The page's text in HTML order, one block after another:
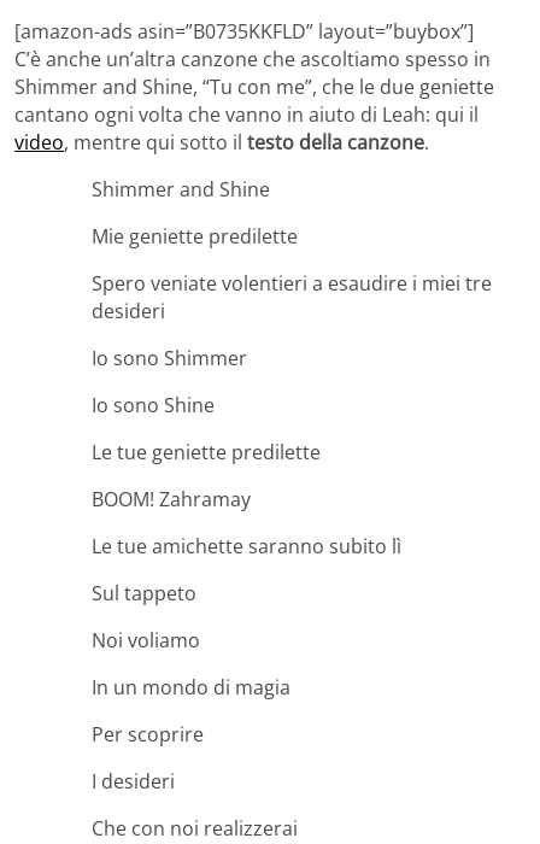
[amazon-ads asin=”B0735KKFLD” layout=”buybox”]
C’è anche un’altra canzone che ascoltiamo spesso in
Shimmer and Shine, “Tu con me”, che le due geniette
cantano ogni volta che vanno in aiuto di Leah: qui il
video, mentre qui sotto il testo della canzone.
Shimmer and Shine
Mie geniette predilette
Spero veniate volentieri a esaudire i miei tre
desideri
Io sono Shimmer
Io sono Shine
Le tue geniette predilette
BOOM! Zahramay
Le tue amichette saranno subito lì
Sul tappeto
Noi voliamo
In un mondo di magia
Per scoprire
I desideri
Che con noi realizzerai